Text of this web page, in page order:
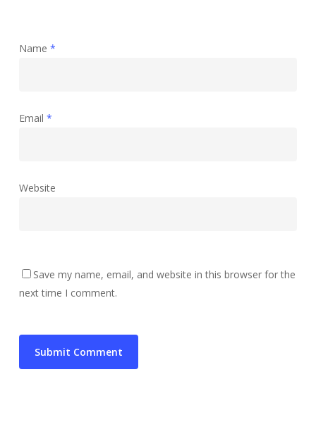
Name *
Email *
Website
Save my name, email, and website in this browser for the
next time I comment.